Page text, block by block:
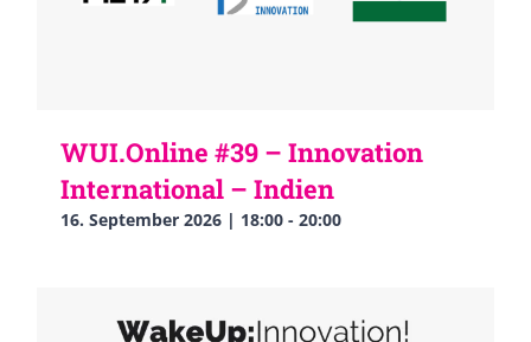
WUI.Online #39 – Innovation
International – Indien
16. September 2026 | 18:00 - 20:00